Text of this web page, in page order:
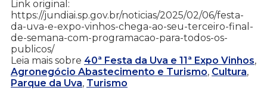
Link original:
https://jundiai.sp.gov.br/noticias/2025/02/06/festa-
da-uva-e-expo-vinhos-chega-ao-seu-terceiro-final-
de-semana-com-programacao-para-todos-os-
publicos/
Leia mais sobre 40ª Festa da Uva e 11ª Expo Vinhos,
Agronegócio Abastecimento e Turismo, Cultura,
Parque da Uva, Turismo